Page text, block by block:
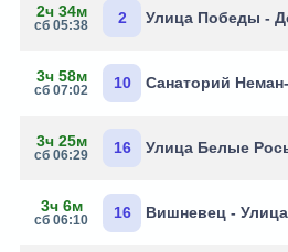
2ч 34м
сб 05:38 2 Улица Победы -
3ч 58м
сб 07:02 10 Санаторий
3ч 25м
сб 06:29 16 Улица Белые
3ч 6м
сб 06:10 16 Вишневец -